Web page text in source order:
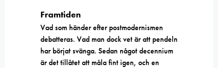
Framtiden
Vad som händer efter postmodernismen
debatteras. Vad man dock vet är att pendeln
har börjat svänga. Sedan något decennium
är det tillåtet att måla fint igen, och en